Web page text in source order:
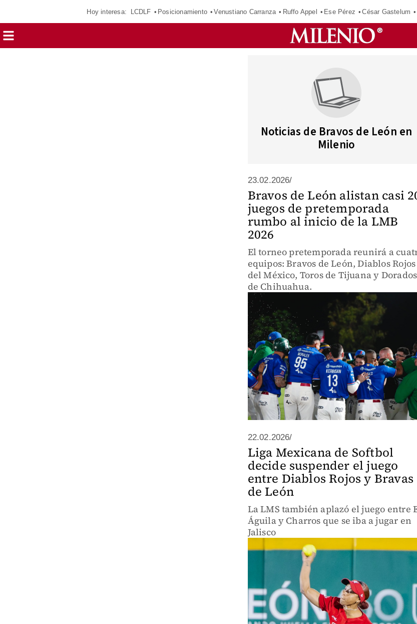
Hoy interesa: LCDLF Posicionamiento Venustiano Carranza Ruffo Appel Ese Pérez César Gastelum
Noticias de Bravos de León en
Milenio
23.02.2026/
Bravos de León alistan casi
juegos de pretemporada
rumbo al inicio de la LMB
2026
El torneo pretemporada reunirá a
equipos: Bravos de León, Diablos Rojos
del México, Toros de Tijuana y Dorados
de Chihuahua.
22.02.2026/
Liga Mexicana de Softbol
decide suspender el juego
entre Diablos Rojos y Bravas
de León
La LMS también aplazó el juego entre
Águila y Charros que se iba a jugar en
Jalisco